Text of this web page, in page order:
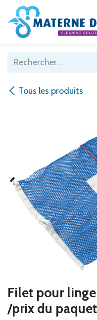
Se rendre au contenu
Tous les produits
Filet pour
/prix du paquet